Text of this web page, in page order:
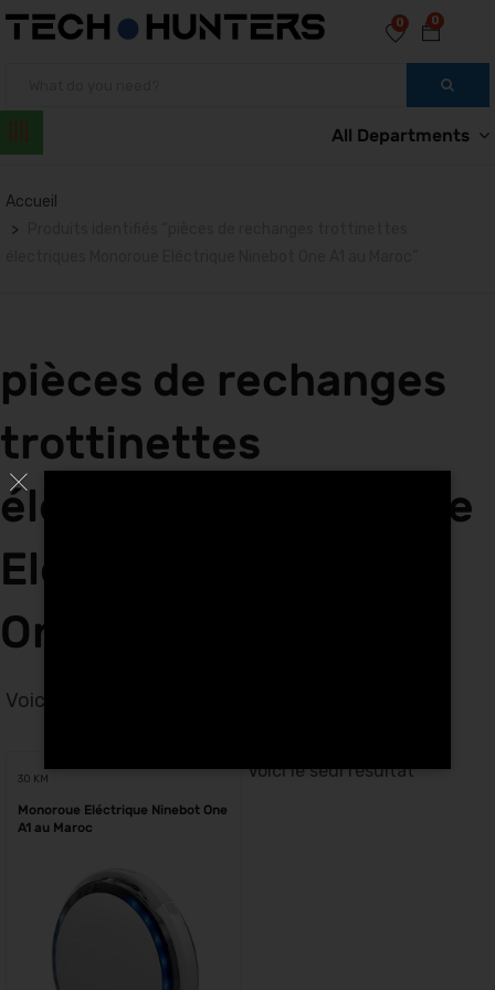
0
0
All Departments
Accueil
pièces de rechanges
trottinettes
électriques Monoroue
Eléctrique Ninebot
One A1 au Maroc
Voici le seul résultat
30 KM
Monoroue Eléctrique Ninebot One
A1 au Maroc
Voici le seul résultat